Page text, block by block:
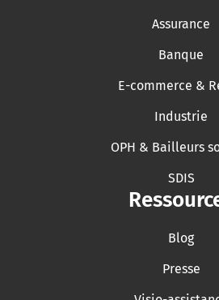
Assurance
Banque
E-commerce &
Industrie
OPH & Bailleurs
SDIS
Blog
Presse